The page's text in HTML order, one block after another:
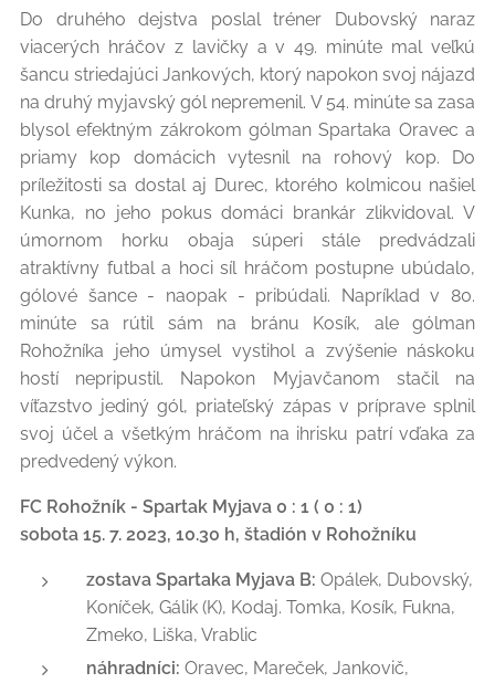
Do druhého dejstva poslal tréner Dubovský naraz
viacerých hráčov z lavičky a v 49. minúte mal veľkú
šancu striedajúci Jankových, ktorý napokon svoj nájazd
na druhý myjavský gól nepremenil. V 54. minúte sa zasa
blysol efektným zákrokom gólman Spartaka Oravec a
priamy kop domácich vytesnil na rohový kop. Do
príležitosti sa dostal aj Durec, ktorého kolmicou našiel
Kunka, no jeho pokus domáci brankár zlikvidoval. V
úmornom horku obaja súperi stále predvádzali
atraktívny futbal a hoci síl hráčom postupne ubúdalo,
gólové šance - naopak - pribúdali. Napríklad v 80.
minúte sa rútil sám na bránu Kosík, ale gólman
Rohožníka jeho úmysel vystihol a zvýšenie náskoku
hostí nepripustil. Napokon Myjavčanom stačil na
víťazstvo jediný gól, priateľský zápas v príprave splnil
svoj účel a všetkým hráčom na ihrisku patrí vďaka za
predvedený výkon.
FC Rohožník - Spartak Myjava 0 : 1 ( 0 : 1)
sobota 15. 7. 2023, 10.30 h, štadión v Rohožníku
zostava Spartaka Myjava B: Opálek, Dubovský,
Koníček, Gálik (K), Kodaj. Tomka, Kosík, Fukna,
Zmeko, Liška, Vrablic
náhradníci: Oravec, Mareček, Jankovič,